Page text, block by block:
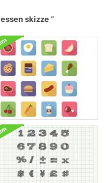
essen skizze